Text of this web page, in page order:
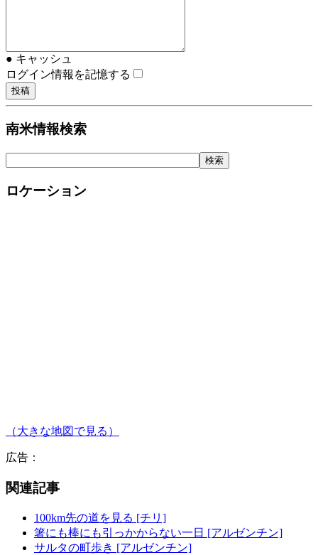
● キャッシュ
ログイン情報を記憶する
南米情報検索
ロケーション
（大きな地図で見る）
広告：
関連記事
100km先の道を見る [チリ]
箸にも棒にも引っかからない一日 [アルゼンチン]
サルタの町歩き [アルゼンチン]